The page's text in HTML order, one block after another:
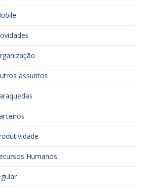
assuntos
Humanos